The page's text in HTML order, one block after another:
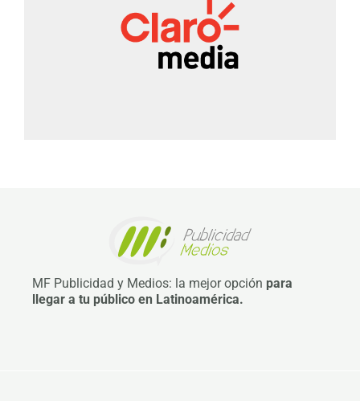
MF Publicidad y Medios: la mejor opción para
llegar a tu público en Latinoamérica.